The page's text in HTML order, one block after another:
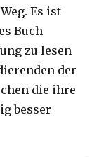
Es ist
Buch
zu lesen
der
die ihre
besser